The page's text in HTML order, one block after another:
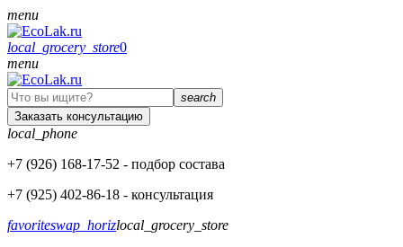
menu
local_grocery_store0
menu
search
Заказать консультацию
local_phone
+7 (926) 168-17-52 - подбор состава
+7 (925) 402-86-18 - консультация
favoriteswap_horizlocal_grocery_store